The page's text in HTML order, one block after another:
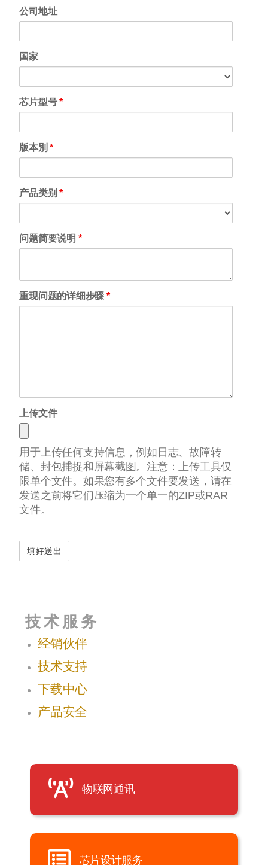
公司地址
国家
芯片型号*
版本別*
产品类别*
问题简要说明 *
重现问题的详细步骤 *
上传文件
用于上传任何支持信息，例如日志、故障转
储、封包捕捉和屏幕截图。注意：上传工具仅
限单个文件。如果您有多个文件要发送，请在
发送之前将它们压缩为一个单一的ZIP或RAR
文件。
技术服务
经销伙伴
技术支持
下载中心
产品安全
物联网通讯
芯片设计服务